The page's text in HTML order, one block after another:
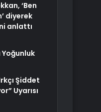
‘Ben
diyerek
anlattı
Şiddet
Uyarısı